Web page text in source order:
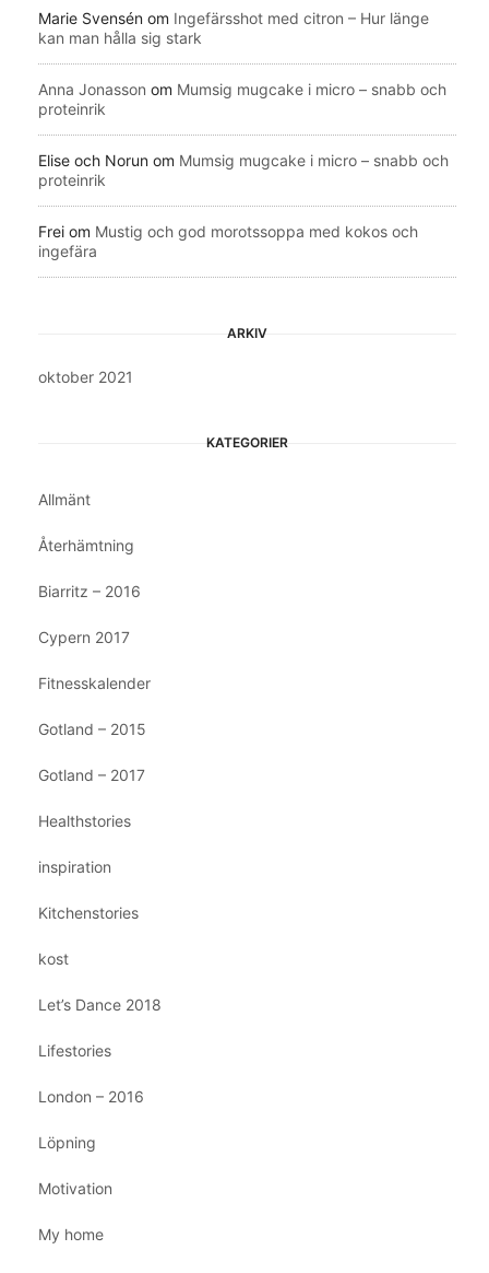
Marie Svensén om Ingefärsshot med citron – Hur länge
kan man hålla sig stark
Anna Jonasson om Mumsig mugcake i micro – snabb och
proteinrik
Elise och Norun om Mumsig mugcake i micro – snabb och
proteinrik
Frei om Mustig och god morotssoppa med kokos och
ingefära
ARKIV
oktober 2021
KATEGORIER
Allmänt
Återhämtning
Biarritz – 2016
Cypern 2017
Fitnesskalender
Gotland – 2015
Gotland – 2017
Healthstories
inspiration
Kitchenstories
kost
Let’s Dance 2018
Lifestories
London – 2016
Löpning
Motivation
My home